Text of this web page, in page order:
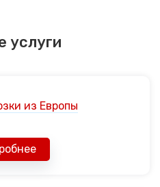
услуги
из Европы